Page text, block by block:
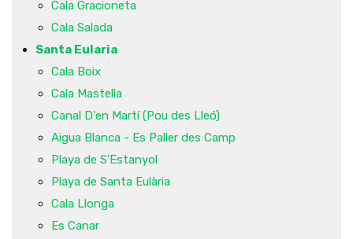
Cala Gracioneta
Cala Salada
Santa Eularia
Cala Boix
Cala Mastella
Canal D'en Martí (Pou des Lleó)
Aigua Blanca - Es Paller des Camp
Playa de S'Estanyol
Playa de Santa Eulària
Cala Llonga
Es Canar